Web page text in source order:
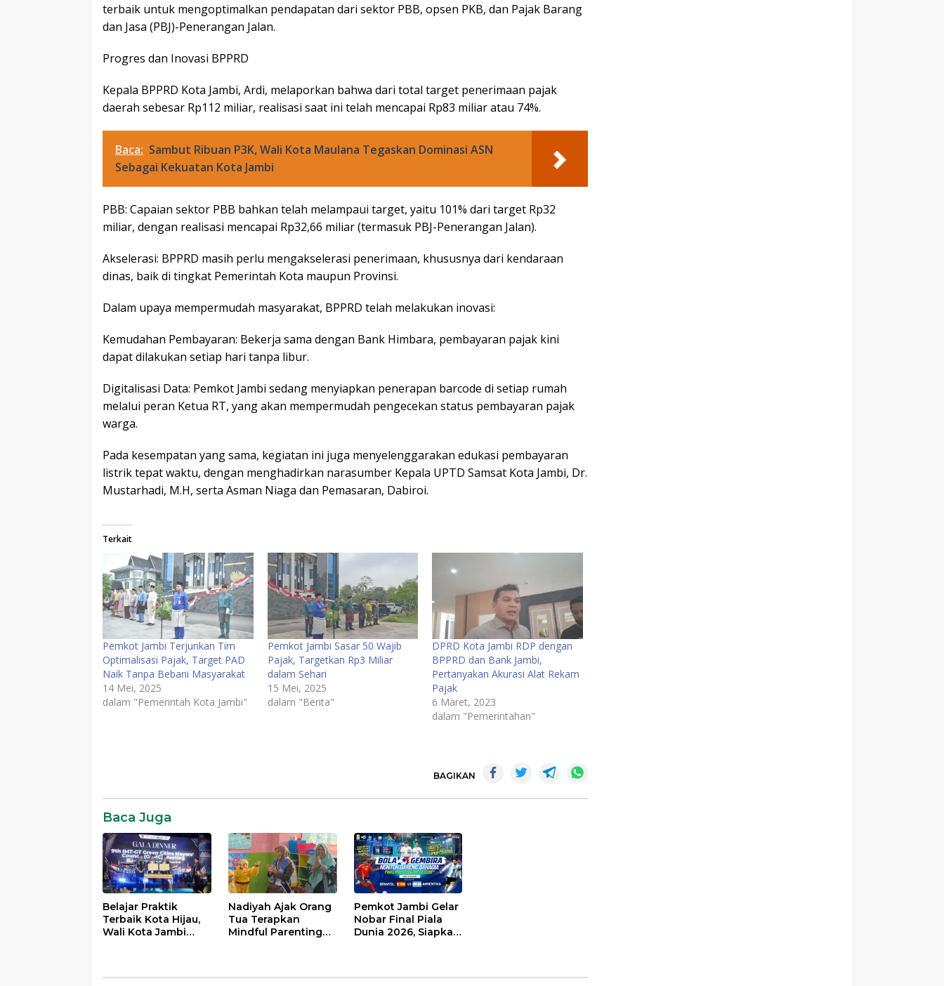
terbaik untuk mengoptimalkan pendapatan dari sektor PBB, opsen PKB, dan Pajak Barang
dan Jasa (PBJ)-Penerangan Jalan.
Progres dan Inovasi BPPRD
Kepala BPPRD Kota Jambi, Ardi, melaporkan bahwa dari total target penerimaan pajak
daerah sebesar Rp112 miliar, realisasi saat ini telah mencapai Rp83 miliar atau 74%.
Baca: Sambut Ribuan P3K, Wali Kota Maulana Tegaskan Dominasi ASN
Sebagai Kekuatan Kota Jambi
PBB: Capaian sektor PBB bahkan telah melampaui target, yaitu 101% dari target Rp32
miliar, dengan realisasi mencapai Rp32,66 miliar (termasuk PBJ-Penerangan Jalan).
Akselerasi: BPPRD masih perlu mengakselerasi penerimaan, khususnya dari kendaraan
dinas, baik di tingkat Pemerintah Kota maupun Provinsi.
Dalam upaya mempermudah masyarakat, BPPRD telah melakukan inovasi:
Kemudahan Pembayaran: Bekerja sama dengan Bank Himbara, pembayaran pajak kini
dapat dilakukan setiap hari tanpa libur.
Digitalisasi Data: Pemkot Jambi sedang menyiapkan penerapan barcode di setiap rumah
melalui peran Ketua RT, yang akan mempermudah pengecekan status pembayaran pajak
warga.
Pada kesempatan yang sama, kegiatan ini juga menyelenggarakan edukasi pembayaran
listrik tepat waktu, dengan menghadirkan narasumber Kepala UPTD Samsat Kota Jambi, Dr.
Mustarhadi, M.H, serta Asman Niaga dan Pemasaran, Dabiroi.
Terkait
Pemkot Jambi Terjunkan Tim
Optimalisasi Pajak, Target PAD
Naik Tanpa Bebani Masyarakat
14 Mei, 2025
dalam "Pemerintah Kota Jambi"
Pemkot Jambi Sasar 50 Wajib
Pajak, Targetkan Rp3 Miliar
dalam Sehari
15 Mei, 2025
dalam "Berita"
DPRD Kota Jambi RDP dengan
BPPRD dan Bank Jambi,
Pertanyakan Akurasi Alat Rekam
Pajak
6 Maret, 2023
dalam "Pemerintahan"
Komentar
BAGIKAN
Baca Juga
Belajar Praktik
Terbaik Kota Hijau,
Wali Kota Jambi
Sampah
Nadiyah Ajak Orang
Tua Terapkan
Mindful Parenting
Pemkot Jambi Gelar
Nobar Final Piala
Dunia 2026, Siapkan